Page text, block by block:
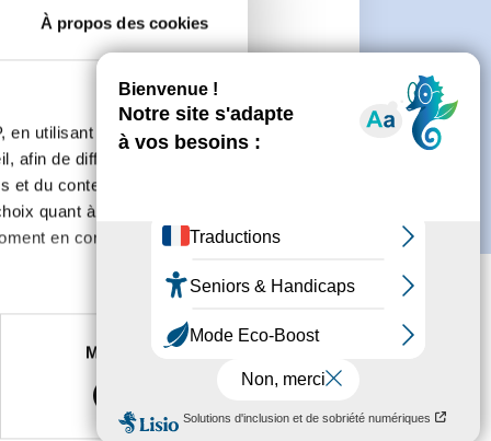
À propos des cookies
en utilisant des
afin de diffuser des
du contenu, ainsi que de
quant à l'utilisation de
en consultant la
à plusieurs mètres près
reportez-vous à lasection «
Marketing
créer un compte.